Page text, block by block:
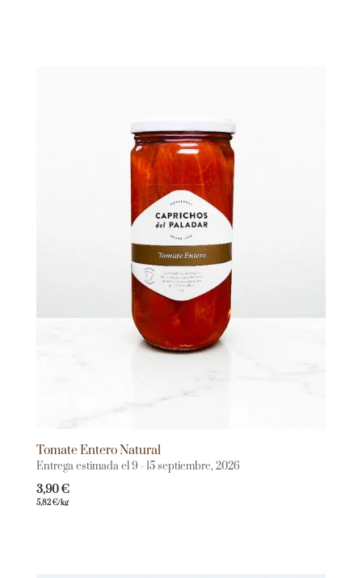
Tomate Entero Natural
Entrega estimada el 9 - 15 septiembre, 2026
3,90€
5,82€/kg